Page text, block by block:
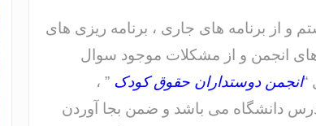
از برنامه های جاری ، برنامه ریزی های
های انجمن و از مشکلات موجود سوال
“انجمن دوستداران حقوق کودک ” ،
دانشگاه می باشد و ضمن بجا آوردن